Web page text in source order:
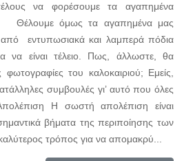
να φορέσουμε τα αγαπημένα
Θέλουμε όμως τα αγαπημένα μας
εντυπωσιακά και λαμπερά πόδια
να είναι τέλειο. Πως, άλλωστε, θα
φωτογραφίες του καλοκαιριού; Εμείς,
συμβουλές γι’ αυτό που όλες
Η σωστή απολέπιση είναι
βήματα της περιποίησης των
τρόπος για να απομακρύ...